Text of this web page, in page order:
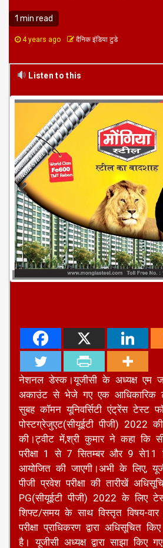
1 min read
4 years ago दैनिक इंडिया टुडे
Listen to this
नेशनल डेस्क।यूजीसी के अध्यक्ष एम
अकाउंट से भेजे गए एक आधिकारिक
सुबह कॉमन यूनिवर्सिटी एंट्रेंस टेस्ट
पोस्टग्रेजुएट(सीयूईटी पीजी) 2022
की।ट्वीट में,श्री कुमार ने कहा कि
परीक्षा 1 से 7 सितम्बर और 9 से11
आयोजित की जाएगी।अभी के लिए,
पीजी प्रवेश परीक्षा की तारीखें
PG(सीयूईटी पीजी) 2022 के लिए
शिफ्ट/समय के साथ विस्तृत विषय-वार
परीक्षा प्राधिकरण द्वारा अधिसूचित
है। यूजीसी अध्यक्ष द्वारा साझा किए